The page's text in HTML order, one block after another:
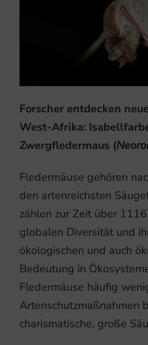
Forscher entdecken
West-Afrika:
Zwergfledermaus (
Fledermäuse gehören
den artenreichsten
zählen zur Zeit über
globalen Diversität und
ökologischen und auch
Bedeutung in
Fledermäuse häufig
Artenschutzmaßnahmen
charismatische, große